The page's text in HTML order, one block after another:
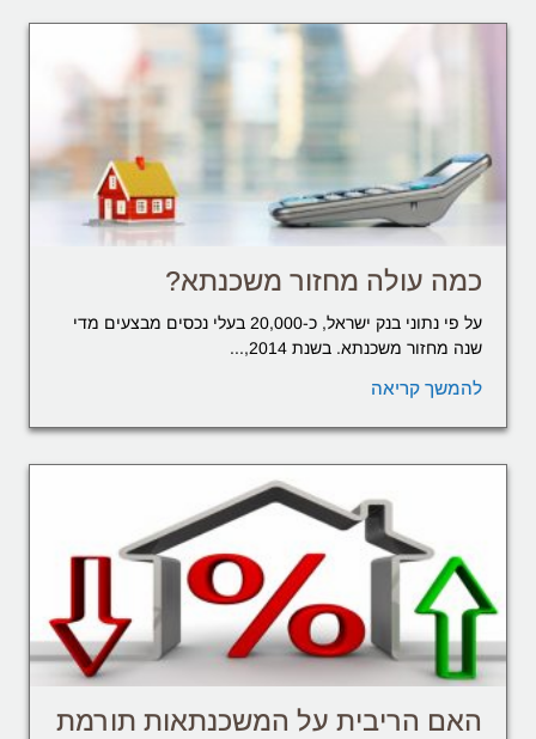
כמה עולה מחזור משכנתא?
על פי נתוני בנק ישראל, כ-20,000 בעלי נכסים מבצעים מדי
שנה מחזור משכנתא. בשנת 2014,...
להמשך קריאה
האם הריבית על המשכנתאות תורמת